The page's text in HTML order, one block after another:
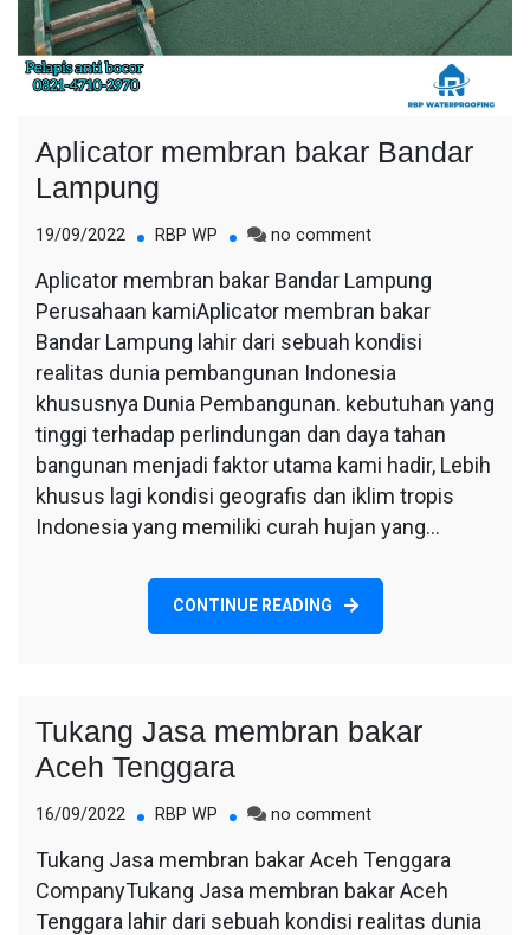
Aplicator membran bakar Bandar
Lampung
19/09/2022 RBP WP no commenton
membran
bakar
Bandar
Aplicator membran bakar Bandar Lampung
Perusahaan kamiAplicator membran bakar
Bandar Lampung lahir dari sebuah kondisi
realitas dunia pembangunan Indonesia
khususnya Dunia Pembangunan. kebutuhan yang
tinggi terhadap perlindungan dan daya tahan
bangunan menjadi faktor utama kami hadir, Lebih
khusus lagi kondisi geografis dan iklim tropis
Indonesia yang memiliki curah hujan yang…
CONTINUE READING
Tukang Jasa membran bakar
Aceh Tenggara
16/09/2022 RBP WP no commenton
Jasa
membran
bakar
Tukang Jasa membran bakar Aceh Tenggara
CompanyTukang Jasa membran bakar Aceh
Tenggara lahir dari sebuah kondisi realitas dunia